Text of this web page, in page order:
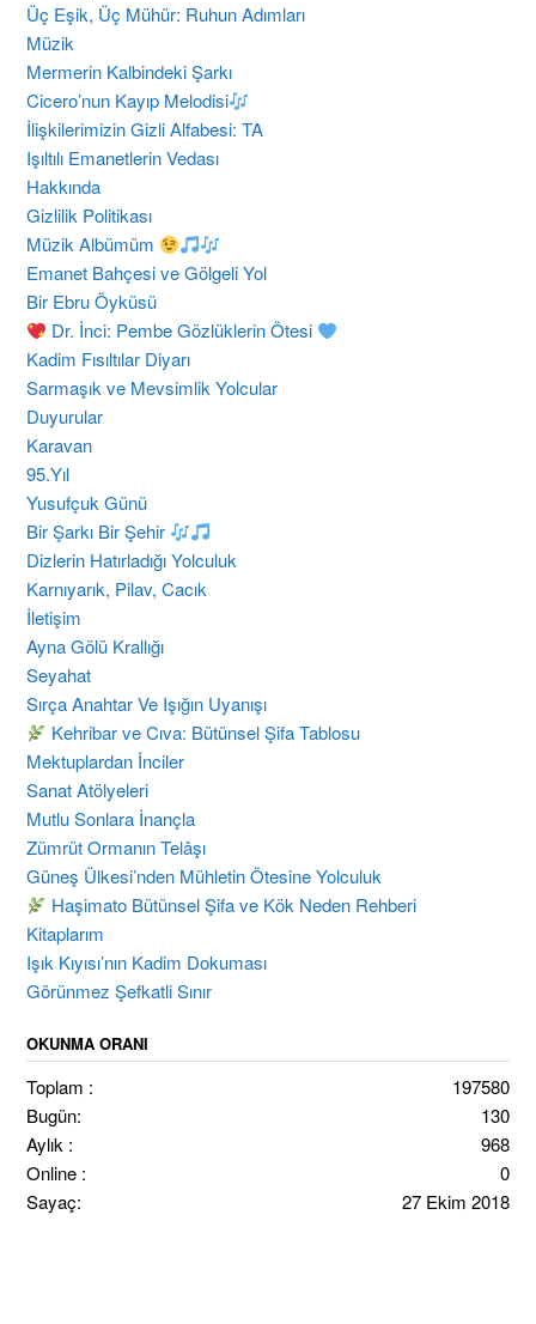
Üç Eşik, Üç Mühür: Ruhun Adımları
Müzik
Mermerin Kalbindeki Şarkı
Cicero’nun Kayıp Melodisi
İlişkilerimizin Gizli Alfabesi: TA
​Işıltılı Emanetlerin Vedası
Hakkında
Gizlilik Politikası
Müzik Albümüm
Emanet Bahçesi ve Gölgeli Yol
Bir Ebru Öyküsü
Dr. İnci: Pembe Gözlüklerin Ötesi
Kadim Fısıltılar Diyarı
Sarmaşık ve Mevsimlik Yolcular
Duyurular
Karavan
95.Yıl
Yusufçuk Günü
Bir Şarkı Bir Şehir
Dizlerin Hatırladığı Yolculuk
Karnıyarık, Pilav, Cacık
İletişim
Ayna Gölü Krallığı
Seyahat
Sırça Anahtar Ve Işığın Uyanışı
Kehribar ve Cıva: Bütünsel Şifa Tablosu
Mektuplardan İnciler
Sanat Atölyeleri
Mutlu Sonlara İnançla
Zümrüt Ormanın Telâşı
Güneş Ülkesi’nden Mühletin Ötesine Yolculuk
Haşimato Bütünsel Şifa ve Kök Neden Rehberi
Kitaplarım
Işık Kıyısı’nın Kadim Dokuması
Görünmez Şefkatli Sınır
OKUNMA ORANI
197580
Toplam :
130
Bugün:
968
Aylık :
0
Online :
27 Ekim 2018
Sayaç: